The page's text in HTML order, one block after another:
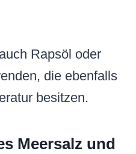
Rapsöl oder
die ebenfalls
besitzen.
Meersalz und